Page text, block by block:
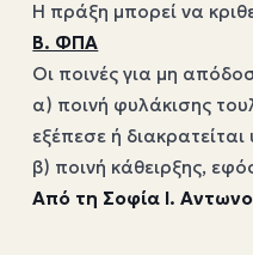
Η πράξη μπορεί να
Β. ΦΠΑ
Οι ποινές για μη
α) ποινή φυλάκισης
εξέπεσε ή
β) ποινή κάθειρξης,
Από τη Σοφία Ι.